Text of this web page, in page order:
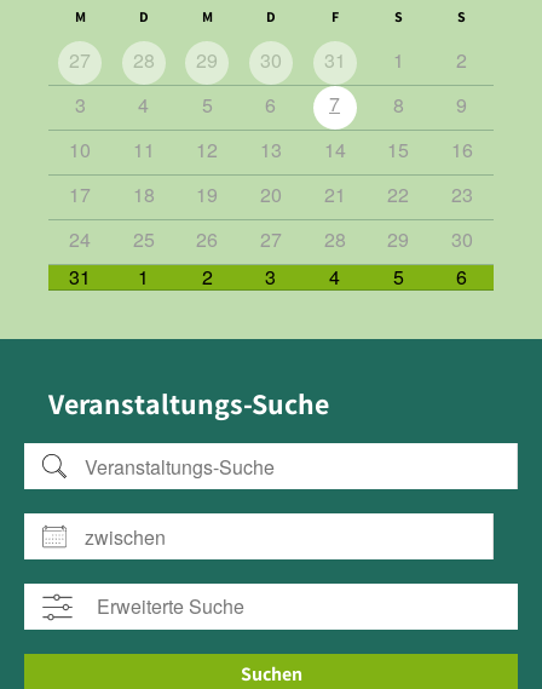
M D M D F S S
27 28 29 30 31 1
2
3
4 5 6 7 8
9
10
11 12 13 14 15
16
17
18 19 20 21 22
23
24
25 26 27 28 29
30
31
1 2 3 4 5 6
Veranstaltungs-Suche
Veranstaltungs-Suche
zwischen
Suchen